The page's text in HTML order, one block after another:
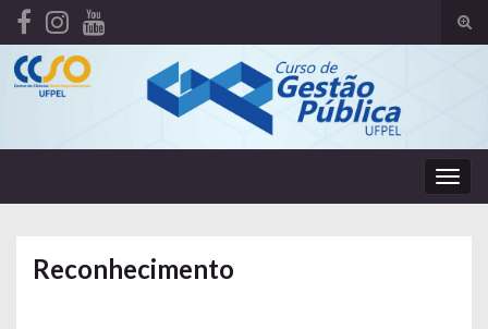
Search for:
Reconhecimento